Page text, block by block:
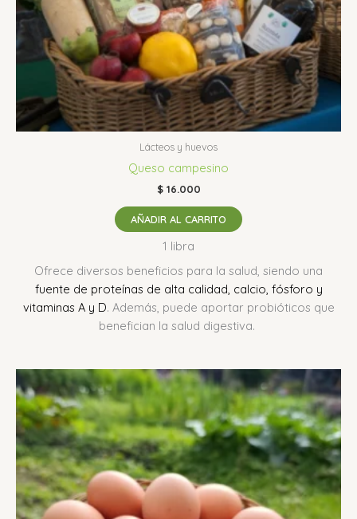
Lácteos y huevos
Queso campesino
$16.000
AÑADIR AL CARRITO
1 libra
Ofrece diversos beneficios para la salud, siendo una
fuente de proteínas de alta calidad, calcio, fósforo y
vitaminas A y D. Además, puede aportar probióticos que
benefician la salud digestiva.